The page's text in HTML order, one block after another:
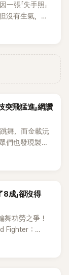
張「失手照」
沒有生氣，反
話要「買記者
突飛猛進」網讚
舞，而金載沅
們也發現製作
8成」卻沒得
舞功勞之爭！
Fighter：
〉編舞上的